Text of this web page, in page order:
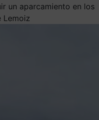
un aparcamiento en los
Lemoiz